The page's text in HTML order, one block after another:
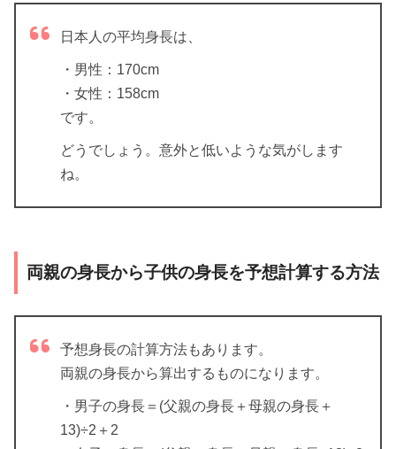
日本人の平均身長は、
・男性：170cm
・女性：158cm
です。
どうでしょう。意外と低いような気がします
ね。
両親の身長から子供の身長を予想計算する方法
予想身長の計算方法もあります。
両親の身長から算出するものになります。
・男子の身長＝(父親の身長＋母親の身長＋
13)÷2＋2